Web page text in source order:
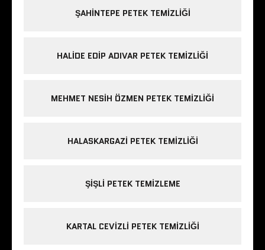
ŞAHINTEPE PETEK TEMIZLIĞI
HALIDE EDIP ADIVAR PETEK TEMIZLIĞI
MEHMET NESIH ÖZMEN PETEK TEMIZLIĞI
HALASKARGAZI PETEK TEMIZLIĞI
ŞIŞLI PETEK TEMIZLEME
KARTAL CEVIZLI PETEK TEMIZLIĞI